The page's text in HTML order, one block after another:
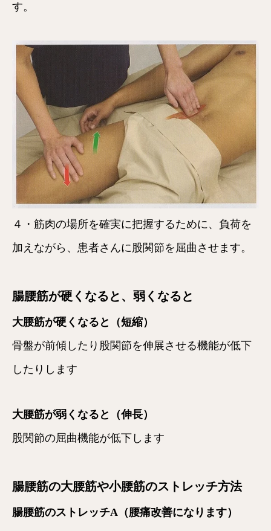
す。
４・筋肉の場所を確実に把握するために、負荷を
加えながら、患者さんに股関節を屈曲させます。
腸腰筋が硬くなると、弱くなると
大腰筋が硬くなると（短縮）
骨盤が前傾したり股関節を伸展させる機能が低下
したりします
大腰筋が弱くなると（伸長）
股関節の屈曲機能が低下します
腸腰筋の大腰筋や小腰筋のストレッチ方法
腸腰筋のストレッチA（腰痛改善になります）